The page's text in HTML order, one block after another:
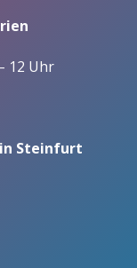
12 Uhr
Steinfurt